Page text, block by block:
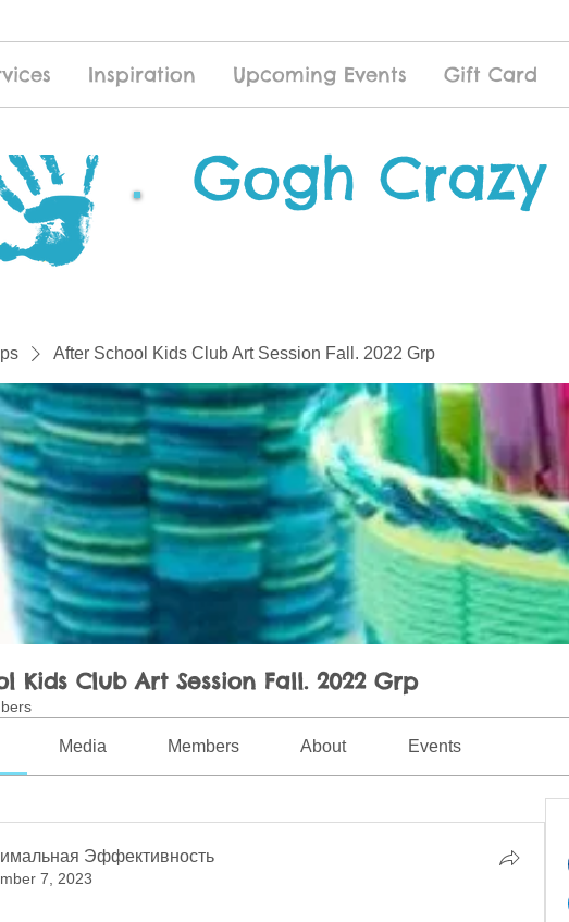
Inspiration Upcoming Events Gift Card
Gogh Crazy
After School Kids Club Art Session Fall. 2022 Grp
Kids Club Art Session Fall. 2022 Grp
Media Members About Events
Эффективность
7, 2023